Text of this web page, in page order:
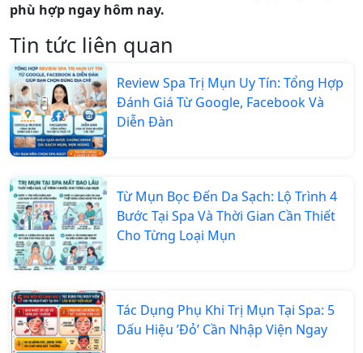
phù hợp ngay hôm nay.
Tin tức liên quan
Review Spa Trị Mụn Uy Tín: Tổng Hợp
Đánh Giá Từ Google, Facebook Và
Diễn Đàn
Từ Mụn Bọc Đến Da Sạch: Lộ Trình 4
Bước Tại Spa Và Thời Gian Cần Thiết
Cho Từng Loại Mụn
Tác Dụng Phụ Khi Trị Mụn Tại Spa: 5
Dấu Hiệu ’Đỏ’ Cần Nhập Viện Ngay